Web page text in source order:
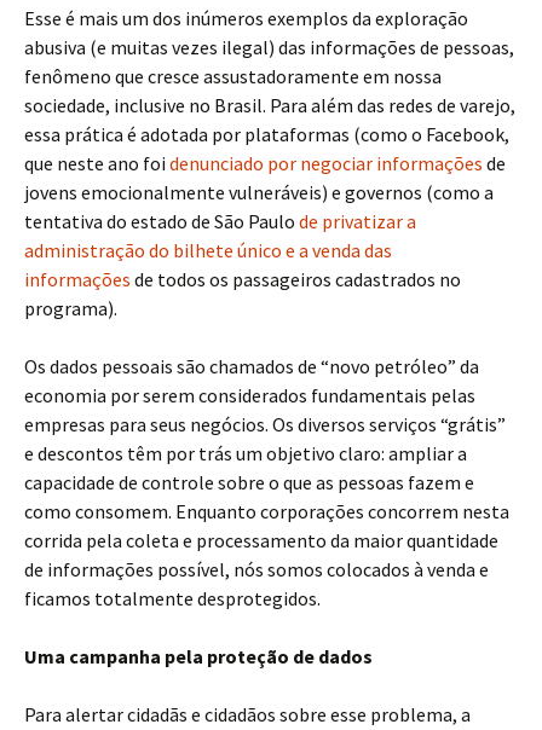
Esse é mais um dos inúmeros exemplos da exploração
abusiva (e muitas vezes ilegal) das informações de pessoas,
fenômeno que cresce assustadoramente em nossa
sociedade, inclusive no Brasil. Para além das redes de varejo,
essa prática é adotada por plataformas (como o Facebook,
que neste ano foi denunciado por negociar informações de
jovens emocionalmente vulneráveis) e governos (como a
tentativa do estado de São Paulo de privatizar a
administração do bilhete único e a venda das
informações de todos os passageiros cadastrados no
programa).
Os dados pessoais são chamados de “novo petróleo” da
economia por serem considerados fundamentais pelas
empresas para seus negócios. Os diversos serviços “grátis”
e descontos têm por trás um objetivo claro: ampliar a
capacidade de controle sobre o que as pessoas fazem e
como consomem. Enquanto corporações concorrem nesta
corrida pela coleta e processamento da maior quantidade
de informações possível, nós somos colocados à venda e
ficamos totalmente desprotegidos.
Uma campanha pela proteção de dados
Para alertar cidadãs e cidadãos sobre esse problema, a